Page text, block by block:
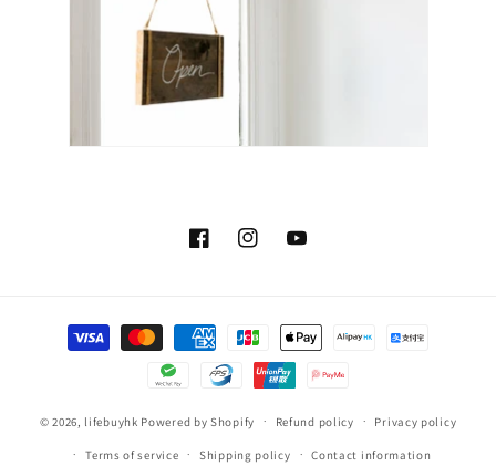
FacebookInstagramYouTube
Payment
methods
© 2026, lifebuyhk Powered by Shopify Refund policy Privacy policy
Terms of service Shipping policy Contact information